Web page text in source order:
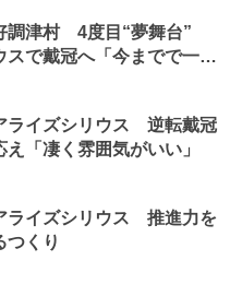
調津村 4度目“夢舞台”
スで戴冠へ「今までで一番
ライズシリウス 逆転戴冠
「凄く雰囲気がいい」
ライズシリウス 推進力を
つくり